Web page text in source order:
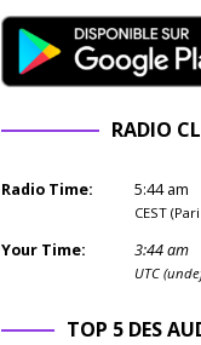
RADIO
Radio Time: 5:44 am
CEST
Your Time: 3:44am
UTC
TOP 5 DES